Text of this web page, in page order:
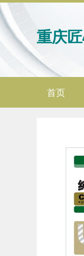
重庆
首页